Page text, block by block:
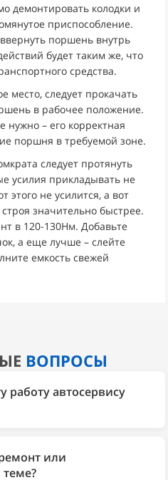
демонтировать колодки и
приспособление.
поршень внутрь
будет таким же, что
средства.
место, следует прокачать
в рабочее положение.
нужно – его корректная
поршня в требуемой зоне.
следует протянуть
усилия прикладывать не
этого не усилится, а вот
значительно быстрее.
в 120-130Нм. Добавьте
а еще лучше – слейте
емкость свежей
ВОПРОСЫ
работу автосервису
весь спектр работ
двигателя, АКПП,
или